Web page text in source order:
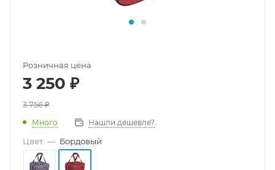
Розничная цена
3 250 ₽
3 756₽
Много Нашли дешевле?
Цвет — Бордовый